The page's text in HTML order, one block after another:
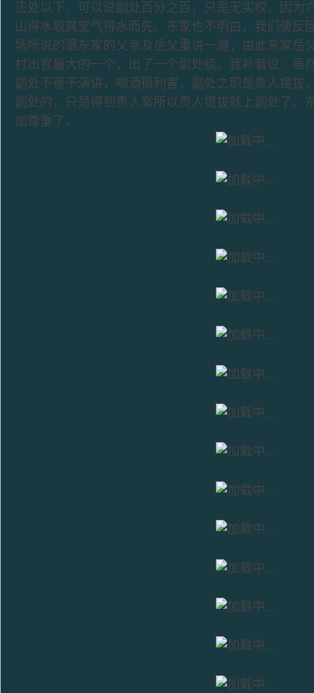
正处以下，可以说副处百分之百，只是无实权，因为
山得水取其堂气得水而先。东家也不明白，我们便反
场所说的跟东家的父亲及岳父重讲一遍，由此东家岳
村出官最大的一个，出了一个副处级。我补着说：虽
副处不善于演讲，喝酒很利害，副处之职是贵人提拔
副处的，只是得到贵人案所以贵人提拔就上副处了。
加尊重了。